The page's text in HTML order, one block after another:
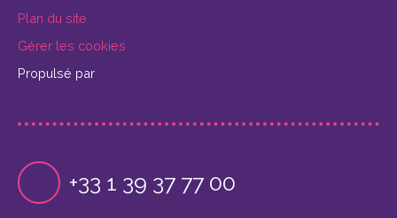
Plan du site
Gérer les cookies
Propulsé par
+33 1 39 37 77 00